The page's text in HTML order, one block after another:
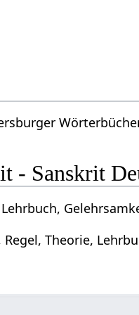
- Sanskrit
Theorie,